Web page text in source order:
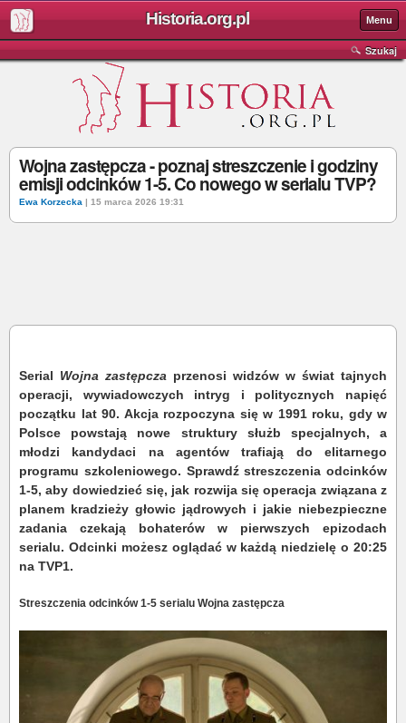
Historia.org.pl Menu
Szukaj
Wojna zastępcza - poznaj streszczenie i godziny
emisji odcinków 1-5. Co nowego w serialu TVP?
Ewa Korzecka | 15 marca 2026 19:31
Serial Wojna zastępcza przenosi widzów w świat tajnych
operacji, wywiadowczych intryg i politycznych napięć
początku lat 90. Akcja rozpoczyna się w 1991 roku, gdy w
Polsce powstają nowe struktury służb specjalnych, a
młodzi kandydaci na agentów trafiają do elitarnego
programu szkoleniowego. Sprawdź streszczenia odcinków
1-5, aby dowiedzieć się, jak rozwija się operacja związana z
planem kradzieży głowic jądrowych i jakie niebezpieczne
zadania czekają bohaterów w pierwszych epizodach
serialu. Odcinki możesz oglądać w każdą niedzielę o 20:25
na TVP1.
Streszczenia odcinków 1-5 serialu Wojna zastępcza